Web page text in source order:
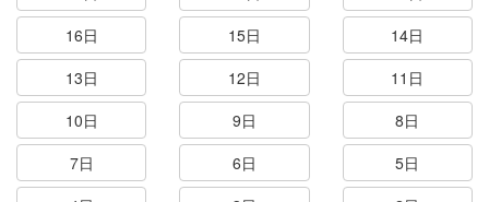
16日
15日
14日
13日
12日
11日
10日
9日
8日
7日
6日
5日